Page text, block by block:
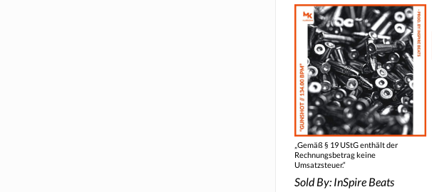
„Gemäß § 19 UStG enthält der
Rechnungsbetrag keine
Umsatzsteuer.“
Sold By: InSpire Beats